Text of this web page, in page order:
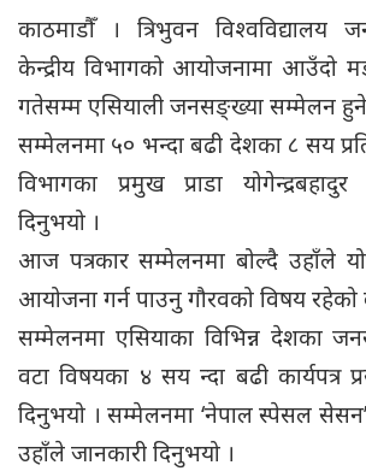
काठमाडौँ । त्रिभुवन विश्वविद्यालय
केन्द्रीय विभागको आयोजनामा आउँदो
गतेसम्म एसियाली जनसङ्ख्या सम्मेलन
सम्मेलनमा ५० भन्दा बढी देशका ८ सय
विभागका प्रमुख प्राडा
दिनुभयो ।
आज पत्रकार सम्मेलनमा बोल्दै उहाँले
आयोजना गर्न पाउनु गौरवको विषय रहेको
सम्मेलनमा एसियाका विभिन्न देशका
वटा विषयका ४ सय न्दा बढी कार्यपत्र
दिनुभयो । सम्मेलनमा ‘नेपाल स्पेसल
उहाँले जानकारी दिनुभयो ।